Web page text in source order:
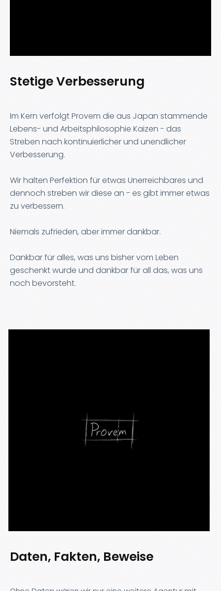
Stetige Verbesserung
Im Kern verfolgt Provem die aus Japan stammende
Lebens- und Arbeitsphilosophie Kaizen - das
Streben nach kontinuierlicher und unendlicher
Verbesserung.
Wir halten Perfektion für etwas Unerreichbares und
dennoch streben wir diese an - es gibt immer etwas
zu verbessern.
Niemals zufrieden, aber immer dankbar.
Dankbar für alles, was uns bisher vom Leben
geschenkt wurde und dankbar für all das, was uns
noch bevorsteht.
Daten, Fakten, Beweise